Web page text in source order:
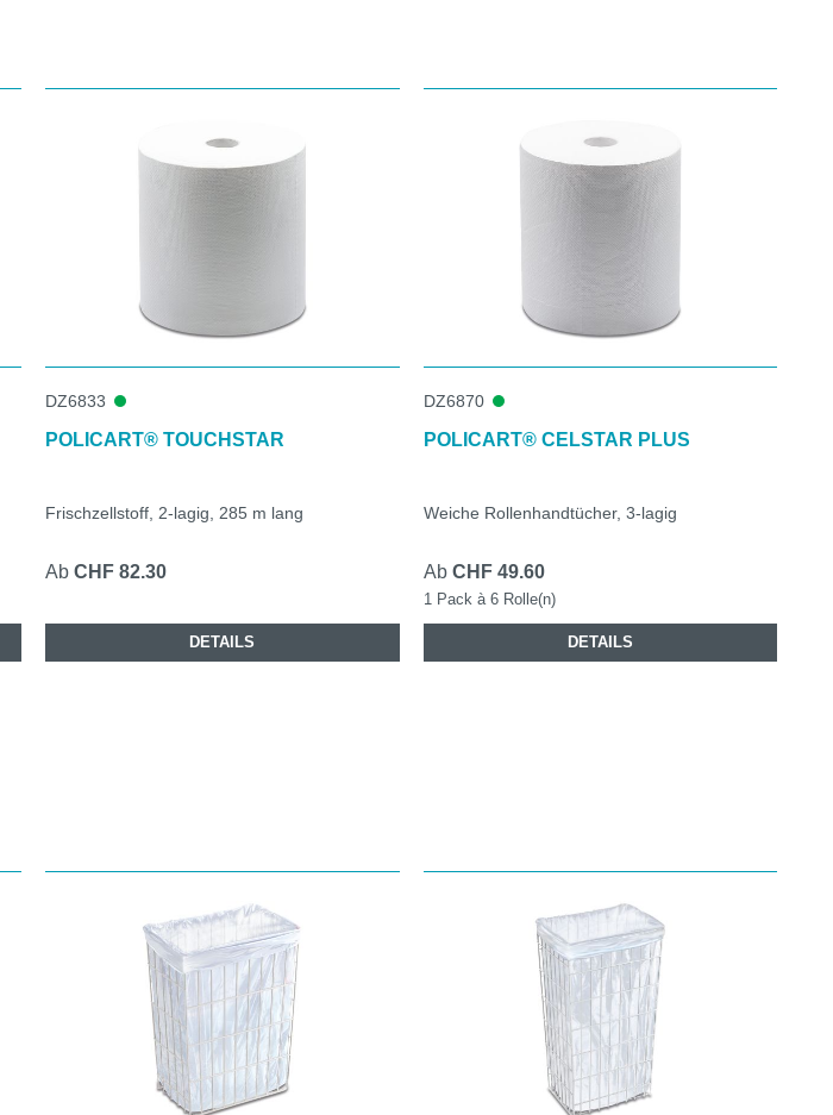
DZ6833
POLICART® TOUCHSTAR
Frischzellstoff, 2-lagig, 285 m lang
Ab CHF 82.30
DETAILS
DZ6870
POLICART® CELSTAR PLUS
Weiche Rollenhandtücher, 3-lagig
Ab CHF 49.60
1 Pack à 6 Rolle(n)
DETAILS